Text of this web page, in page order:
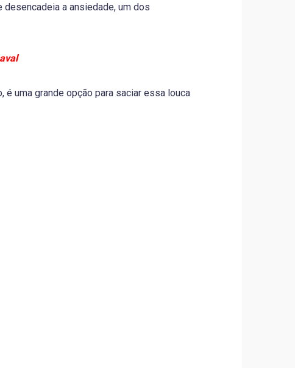
a ansiedade, um dos
uma grande opção para saciar essa louca